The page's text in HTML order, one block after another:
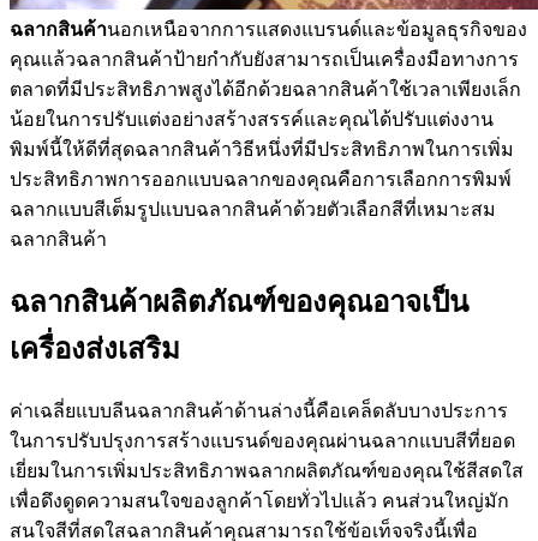
ฉลากสินค้านอกเหนือจากการแสดงแบรนด์และข้อมูลธุรกิจของ
คุณแล้วฉลากสินค้าป้ายกำกับยังสามารถเป็นเครื่องมือทางการ
ตลาดที่มีประสิทธิภาพสูงได้อีกด้วยฉลากสินค้าใช้เวลาเพียงเล็ก
น้อยในการปรับแต่งอย่างสร้างสรรค์และคุณได้ปรับแต่งงาน
พิมพ์นี้ให้ดีที่สุดฉลากสินค้าวิธีหนึ่งที่มีประสิทธิภาพในการเพิ่ม
ประสิทธิภาพการออกแบบฉลากของคุณคือการเลือกการพิมพ์
ฉลากแบบสีเต็มรูปแบบฉลากสินค้าด้วยตัวเลือกสีที่เหมาะสม
ฉลากสินค้า
ฉลากสินค้าผลิตภัณฑ์ของคุณอาจเป็น
เครื่องส่งเสริม
ค่าเฉลี่ยแบบลีนฉลากสินค้าด้านล่างนี้คือเคล็ดลับบางประการ
ในการปรับปรุงการสร้างแบรนด์ของคุณผ่านฉลากแบบสีที่ยอด
เยี่ยมในการเพิ่มประสิทธิภาพฉลากผลิตภัณฑ์ของคุณใช้สีสดใส
เพื่อดึงดูดความสนใจของลูกค้าโดยทั่วไปแล้ว คนส่วนใหญ่มัก
สนใจสีที่สดใสฉลากสินค้าคุณสามารถใช้ข้อเท็จจริงนี้เพื่อ